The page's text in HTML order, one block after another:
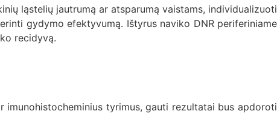
ląstelių jautrumą ar atsparumą vaistams, individualizuoti
gydymo efektyvumą. Ištyrus naviko DNR periferiniame
recidyvą.
tyrimus, gauti rezultatai bus apdoroti